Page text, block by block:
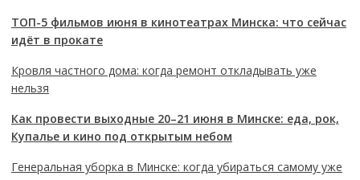
ТОП-5 фильмов июня в кинотеатрах Минска: что сейчас
идёт в прокате
Кровля частного дома: когда ремонт откладывать уже
нельзя
Как провести выходные 20–21 июня в Минске: еда, рок,
Купалье и кино под открытым небом
Генеральная уборка в Минске: когда убираться самому уже